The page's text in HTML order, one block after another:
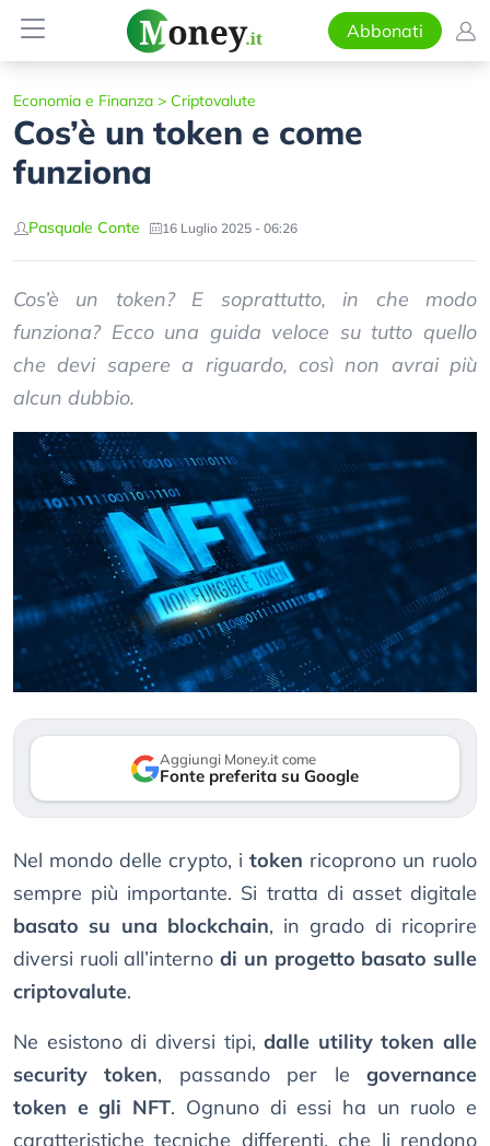
Abbonati
Economia e Finanza > Criptovalute
Cos’è un token e come
funziona
Pasquale Conte 16 Luglio 2025 - 06:26
Cos’è un token? E soprattutto, in che modo
funziona? Ecco una guida veloce su tutto quello
che devi sapere a riguardo, così non avrai più
alcun dubbio.
Aggiungi Money.it come
Fonte preferita su Google
Nel mondo delle crypto, i token ricoprono un ruolo
sempre più importante. Si tratta di asset digitale
basato su una blockchain, in grado di ricoprire
diversi ruoli all’internodi un progetto basato sulle
criptovalute.
Ne esistono di diversi tipi,dalle utility token alle
security token, passando per legovernance
token e gli NFT. Ognuno di essi ha un ruolo e
caratteristiche tecniche differenti, che li rendono